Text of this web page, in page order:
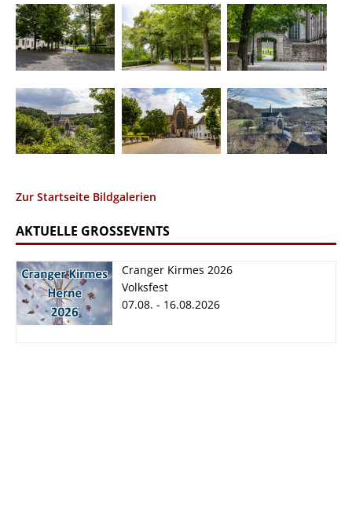
Zur Startseite Bildgalerien
AKTUELLE GROSSEVENTS
Cranger Kirmes 2026
Volksfest
07.08. - 16.08.2026